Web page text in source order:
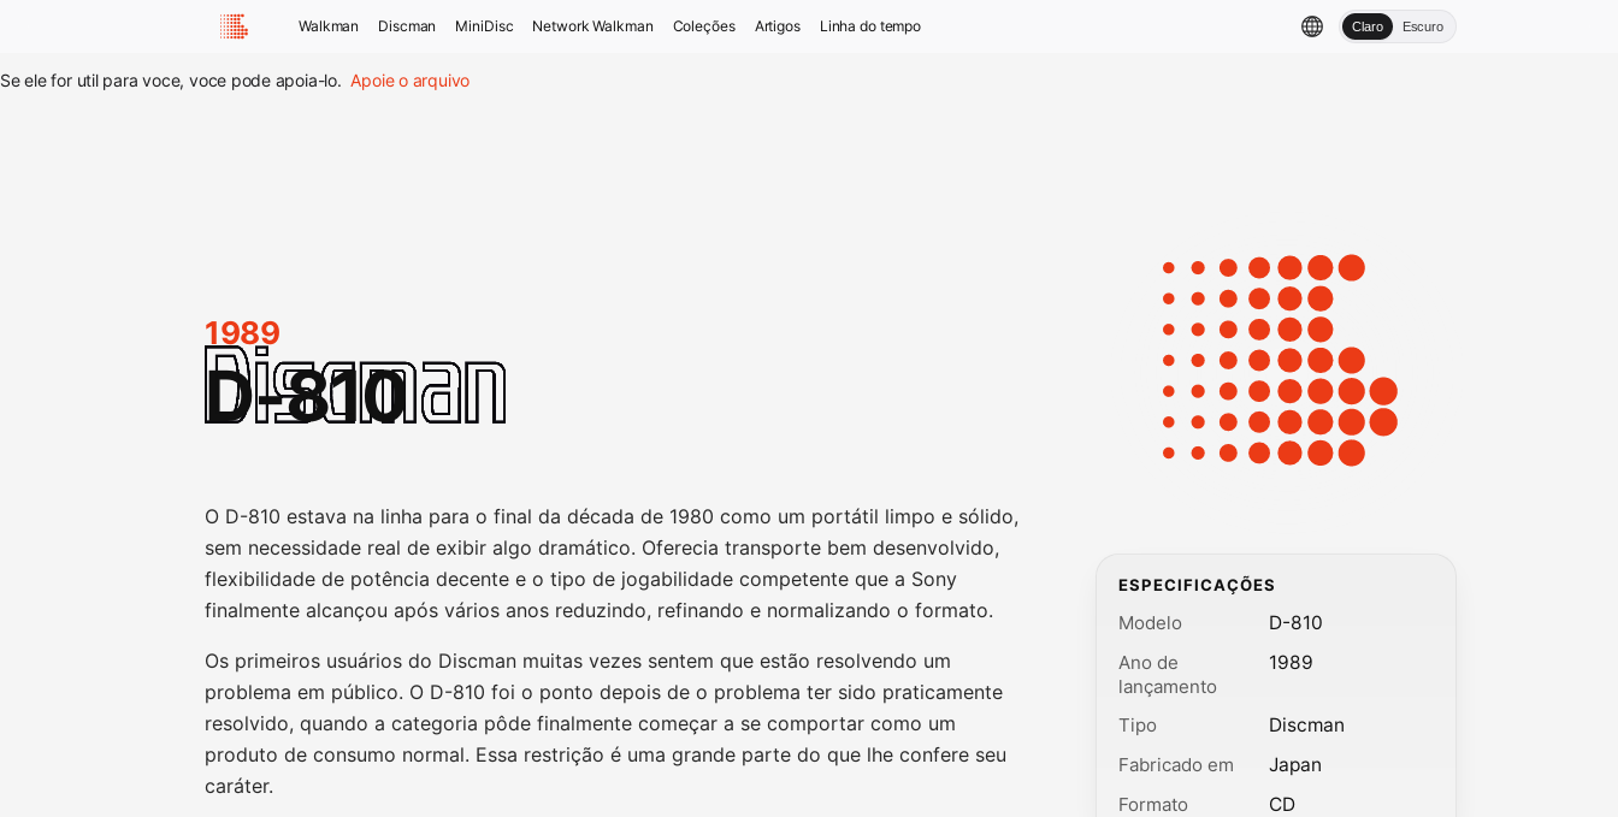
Walkman Discman MiniDisc Network Walkman Coleções Artigos Linha do tempo Claro Escuro
Se ele for util para voce, voce pode apoia-lo. Apoie o arquivo
1989
D-810
O D-810 estava na linha para o final da década de 1980 como um portátil limpo e sólido,
sem necessidade real de exibir algo dramático. Oferecia transporte bem desenvolvido,
flexibilidade de potência decente e o tipo de jogabilidade competente que a Sony
finalmente alcançou após vários anos reduzindo, refinando e normalizando o formato.
Os primeiros usuários do Discman muitas vezes sentem que estão resolvendo um
problema em público. O D-810 foi o ponto depois de o problema ter sido praticamente
resolvido, quando a categoria pôde finalmente começar a se comportar como um
produto de consumo normal. Essa restrição é uma grande parte do que lhe confere seu
caráter.
ESPECIFICAÇÕES
Modelo
D-810
Ano de
lançamento
1989
Tipo
Discman
Fabricado em
Japan
Formato
CD